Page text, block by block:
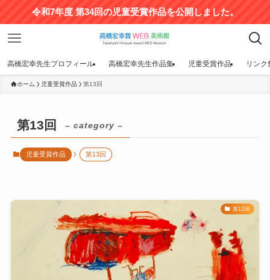
令和7年度 第34回の児童受賞作品を公開しました。
高橋宏幸先生プロフィール 高橋宏幸先生作品集 児童受賞作品 リンク
ホーム 児童受賞作品 第13回
第13回 – category –
児童受賞作品 第13回
第13回